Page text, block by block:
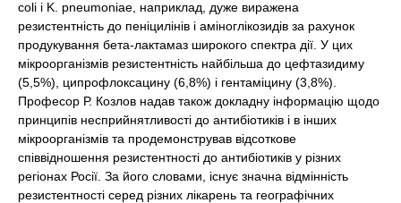
coli і K. pneumoniae, наприклад, дуже виражена
резистентність до пеніцилінів і аміноглікозидів за рахунок
продукування бета-лактамаз широкого спектра дії. У цих
мікроорганізмів резистентність найбільша до цефтазидиму
(5,5%), ципрофлоксацину (6,8%) і гентаміцину (3,8%).
Професор Р. Козлов надав також докладну інформацію щодо
принципів несприйнятливості до антибіотиків і в інших
мікроорганізмів та продемонстрував відсоткове
співвідношення резистентності до антибіотиків у різних
регіонах Росії. За його словами, існує значна відмінність
резистентності серед різних лікарень та географічних